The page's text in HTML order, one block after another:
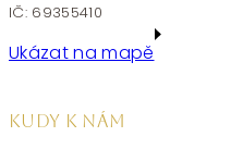
IČ: 69355410
Ukázat na mapě
KUDY K NÁM